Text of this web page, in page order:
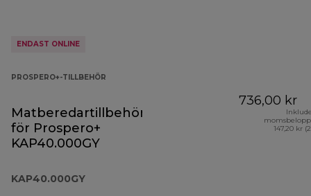
ENDAST ONLINE
PROSPERO+-TILLBEHÖR
Matberedartillbehör
för Prospero+
KAP40.000GY
KAP40.000GY
736,00 kr
147,20 kr